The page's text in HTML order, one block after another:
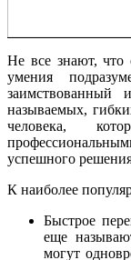
Не все знают, что
умения
заимствованный
называемых,
человека,
успешного
К наиболее
Быстрое
еще
могут